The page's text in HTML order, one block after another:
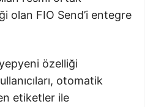
olan FIO Send’i entegre
özelliği
otomatik
etiketler ile